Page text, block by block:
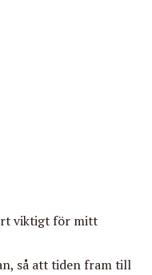
viktigt för mitt
så att tiden fram till